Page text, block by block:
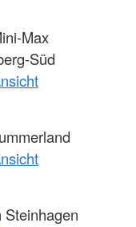
Max
Süd